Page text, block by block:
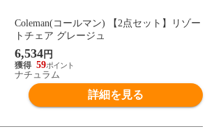
Coleman(コールマン) 【2点セット】リゾー
トチェア グレージュ
6,534円
59
ナチュラム
詳細を見る